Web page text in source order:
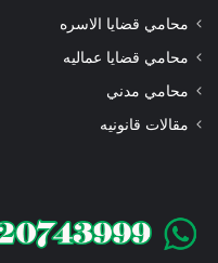
محامي قضايا الاسره
محامي قضايا عماليه
محامي مدني
مقالات قانونيه